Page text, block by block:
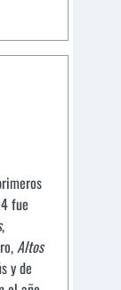
fue
,
Altos
y de